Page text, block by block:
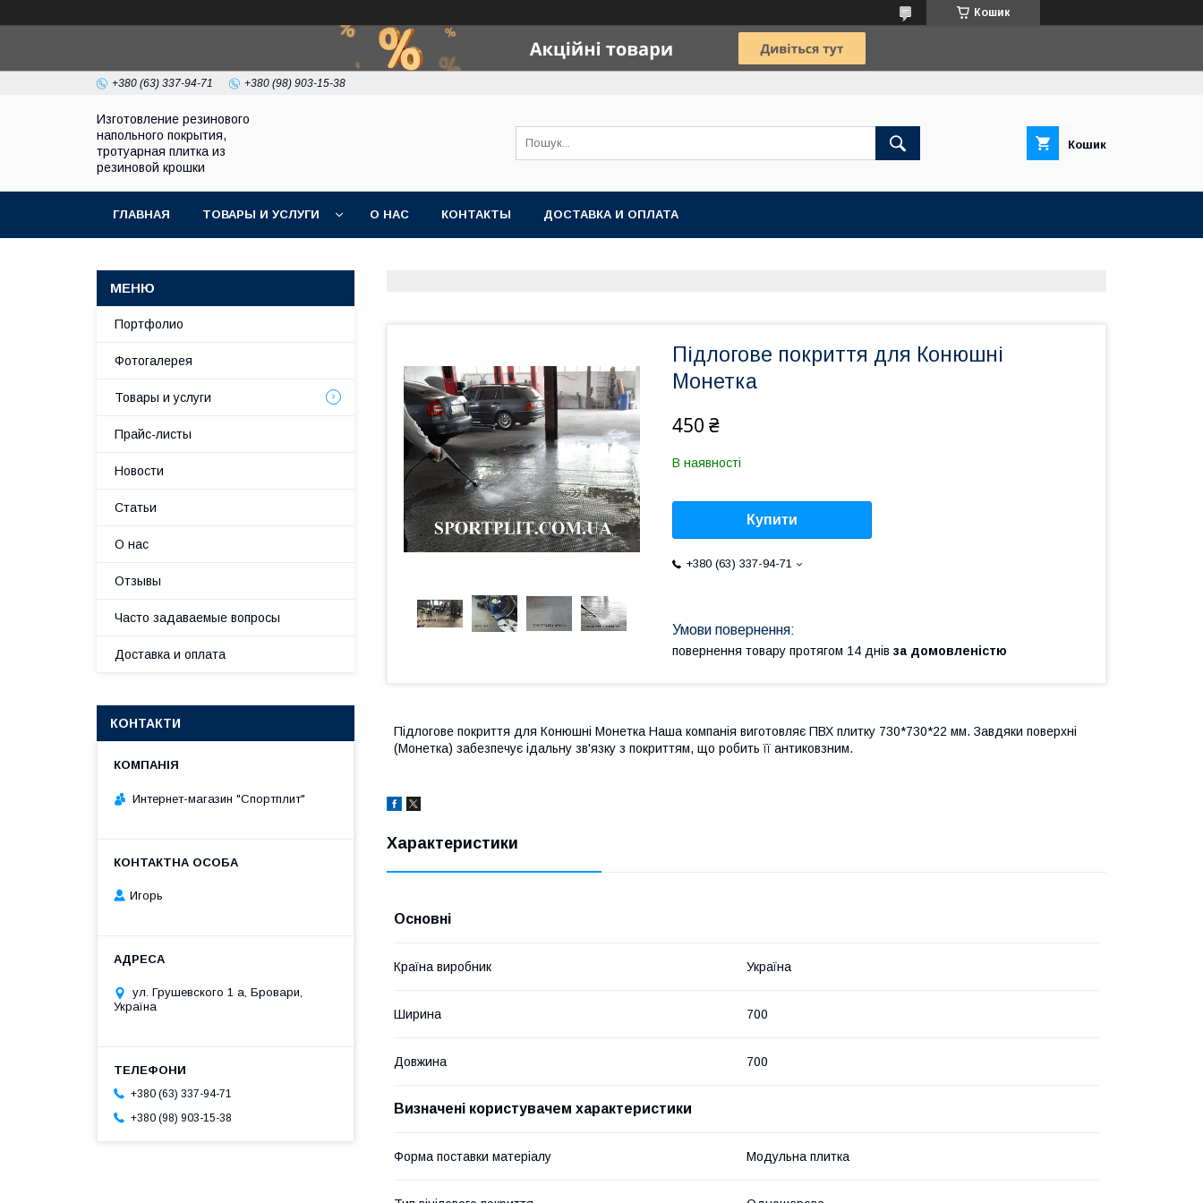
Кошик
+380 (63) 337-94-71 +380 (98) 903-15-38
Изготовление резинового
напольного покрытия,
тротуарная плитка из
резиновой крошки
Кошик
ГЛАВНАЯ ТОВАРЫ И УСЛУГИ О НАС КОНТАКТЫ ДОСТАВКА И ОПЛАТА
Підлогове покриття для Конюшні
Монетка
450 ₴
В наявності
Купити
+380 (63) 337-94-71
повернення товару протягом 14 днів за домовленістю
Підлогове покриття для Конюшні Монетка Наша компанія виготовляє ПВХ плитку 730*730*22 мм. Завдяки поверхні
(Монетка) забезпечує ідальну зв'язку з покриттям, що робить її антиковзним.
Характеристики
Основні
Країна виробник Україна
Ширина 700
Довжина 700
Визначені користувачем характеристики
Форма поставки матеріалу Модульна плитка
Портфолио
Фотогалерея
Товары и услуги
Прайс-листы
Новости
Статьи
О нас
Отзывы
Часто задаваемые вопросы
Доставка и оплата
КОНТАКТИ
Интернет-магазин "Спортплит"
Игорь
ул. Грушевского 1 а, Бровари,
Україна
+380 (63) 337-94-71
+380 (98) 903-15-38